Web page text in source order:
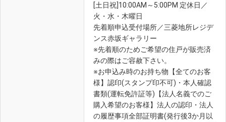
[土日祝]10:00AM～5:00PM 定休日／
火・水・木曜日
先着順申込受付場所／三菱地所レジデ
ンス赤坂ギャラリー
※先着順のためご希望の住戸が販売済
みの際はご容赦下さい。
※お申込み時のお持ち物【全てのお客
様】認印(スタンプ印不可)・本人確認
書類(運転免許証等)【法人名義でのご
購入希望のお客様】法人の認印・法人
の履歴事項全部証明書(発行後3か月以